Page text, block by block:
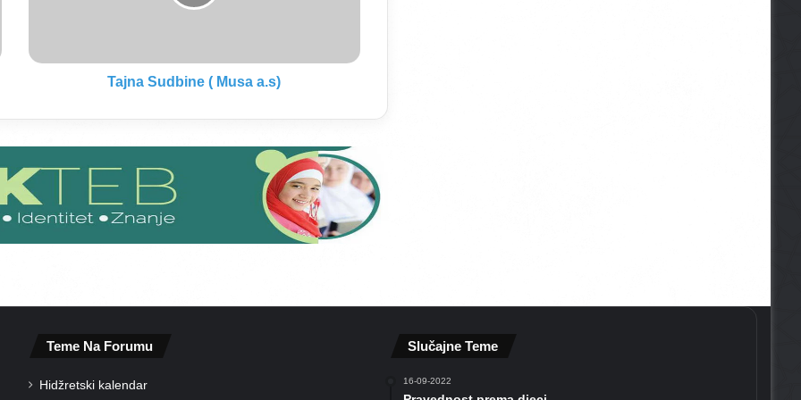
b
e
u
s
a
Tajna Sudbine ( Musa a.s)
Teme Na Forumu
Hidžretski kalendar
Slučajne Teme
16-09-2022